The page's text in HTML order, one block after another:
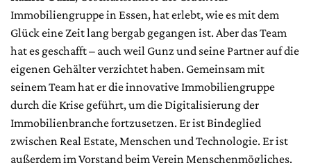
Immobiliengruppe in Essen, hat erlebt, wie es mit dem
Glück eine Zeit lang bergab gegangen ist. Aber das Team
hat es geschafft – auch weil Gunz und seine Partner auf die
eigenen Gehälter verzichtet haben. Gemeinsam mit
seinem Team hat er die innovative Immobiliengruppe
durch die Krise geführt, um die Digitalisierung der
Immobilienbranche fortzusetzen. Er ist Bindeglied
zwischen Real Estate, Menschen und Technologie. Er ist
außerdem im Vorstand beim Verein Menschenmögliches.